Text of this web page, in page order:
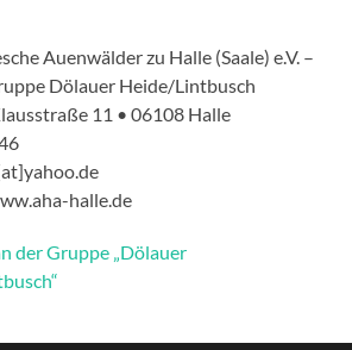
Auenwälder zu Halle (Saale) e.V. –
Dölauer Heide/Lintbusch
11 • 06108 Halle
halle.de
der Gruppe „Dölauer